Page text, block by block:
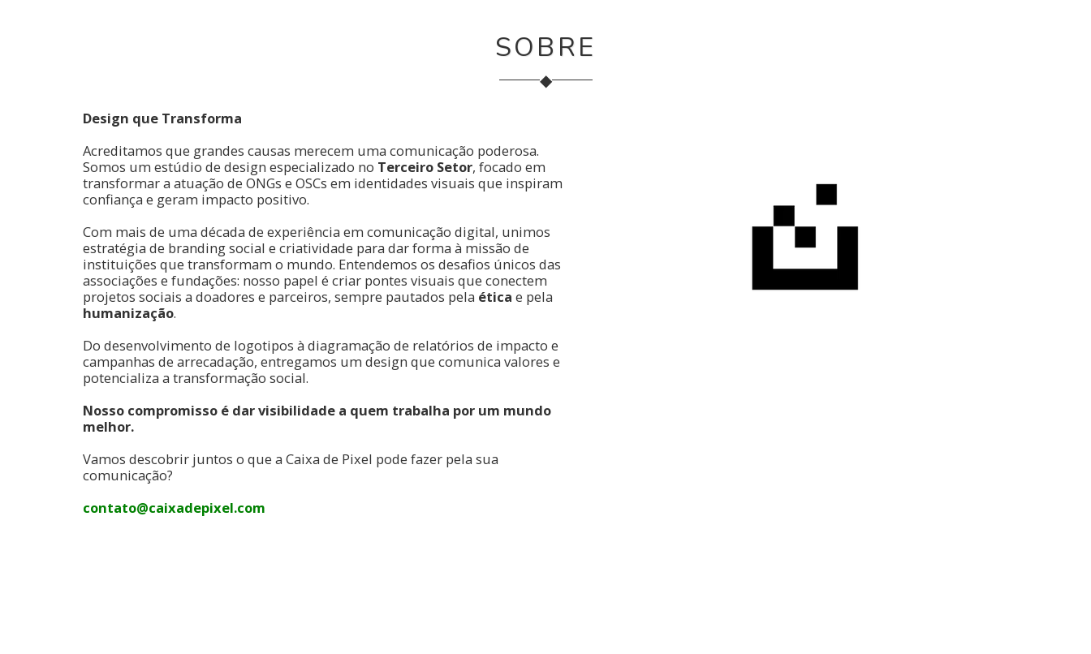
SOBRE
◆
Design que Transforma
Acreditamos que grandes causas merecem uma comunicação poderosa.
Somos um estúdio de design especializado no Terceiro Setor, focado em
transformar a atuação de ONGs e OSCs em identidades visuais que inspiram
confiança e geram impacto positivo.
Com mais de uma década de experiência em comunicação digital, unimos
estratégia de branding social e criatividade para dar forma à missão de
instituições que transformam o mundo. Entendemos os desafios únicos das
associações e fundações: nosso papel é criar pontes visuais que conectem
projetos sociais a doadores e parceiros, sempre pautados pela ética e pela
humanização.
Do desenvolvimento de logotipos à diagramação de relatórios de impacto e
campanhas de arrecadação, entregamos um design que comunica valores e
potencializa a transformação social.
Nosso compromisso é dar visibilidade a quem trabalha por um mundo
melhor.
Vamos descobrir juntos o que a Caixa de Pixel pode fazer pela sua
comunicação?
contato@caixadepixel.com